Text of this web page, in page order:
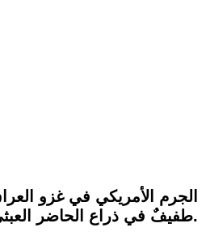
الجرم الأمريكي في غزو
طفيفٌ في ذراع الحاضر العبثي.